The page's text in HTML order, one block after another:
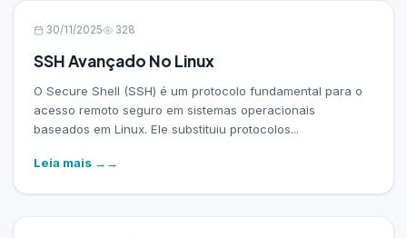
30/11/2025 328
SSH Avançado No Linux
O Secure Shell (SSH) é um protocolo fundamental para o
acesso remoto seguro em sistemas operacionais
baseados em Linux. Ele substituiu protocolos...
Leia mais →